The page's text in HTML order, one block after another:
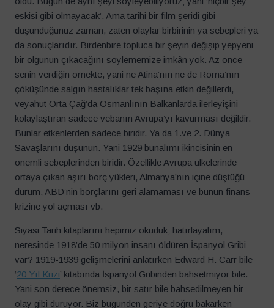
eskisi gibi olmayacak’. Ama tarihi bir film şeridi gibi
düşündüğünüz zaman, zaten olaylar birbirinin ya sebepleri ya
da sonuçlarıdır. Birdenbire topluca bir şeyin değişip yepyeni
bir olgunun çıkacağını söylememize imkân yok. Az önce
senin verdiğin örnekte, yani ne Atina’nın ne de Roma’nın
çöküşünde salgın hastalıklar tek başına etkin değillerdi,
veyahut Orta Çağ’da Osmanlının Balkanlarda ilerleyişini
kolaylaştıran sadece vebanın Avrupa’yı kavurması değildir.
Bunlar etkenlerden sadece biridir. Ya da 1.ve 2. Dünya
Savaşlarını düşünün. Yani 1929 bunalımı ikincisinin en
önemli sebeplerinden biridir. Özellikle Avrupa ülkelerinde
ortaya çıkan aşırı borç yükleri, Almanya’nın içine düştüğü
durum, ABD’nin borçlarını geri alamaması ve bunun finans
krizine yol açması vb.
Siyasi Tarih kitaplarını hepimiz okuduk; hatırlayalım,
neresinde 1918’de 50 milyon insanı öldüren İspanyol Gribi
var? 1919-1939 gelişmelerini anlatırken Edward H. Carr bile
‘20 Yıl Krizi’ kitabında İspanyol Gribinden bahsetmiyor bile.
Yani son derece önemsiz, bir satır bile bahsedilmeyen bir
olay gibi duruyor. Biz bugünden geriye doğru bakarken